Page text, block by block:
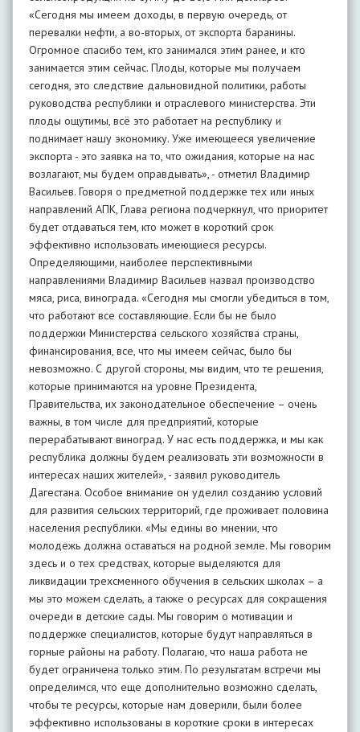
«Сегодня мы имеем доходы, в первую очередь, от
перевалки нефти, а во-вторых, от экспорта баранины.
Огромное спасибо тем, кто занимался этим ранее, и кто
занимается этим сейчас. Плоды, которые мы получаем
сегодня, это следствие дальновидной политики, работы
руководства республики и отраслевого министерства. Эти
плоды ощутимы, всё это работает на республику и
поднимает нашу экономику. Уже имеющееся увеличение
экспорта - это заявка на то, что ожидания, которые на нас
возлагают, мы будем оправдывать», - отметил Владимир
Васильев. Говоря о предметной поддержке тех или иных
направлений АПК, Глава региона подчеркнул, что приоритет
будет отдаваться тем, кто может в короткий срок
эффективно использовать имеющиеся ресурсы.
Определяющими, наиболее перспективными
направлениями Владимир Васильев назвал производство
мяса, риса, винограда. «Сегодня мы смогли убедиться в том,
что работают все составляющие. Если бы не было
поддержки Министерства сельского хозяйства страны,
финансирования, все, что мы имеем сейчас, было бы
невозможно. С другой стороны, мы видим, что те решения,
которые принимаются на уровне Президента,
Правительства, их законодательное обеспечение – очень
важны, в том числе для предприятий, которые
перерабатывают виноград. У нас есть поддержка, и мы как
республика должны будем реализовать эти возможности в
интересах наших жителей», - заявил руководитель
Дагестана. Особое внимание он уделил созданию условий
для развития сельских территорий, где проживает половина
населения республики. «Мы едины во мнении, что
молодежь должна оставаться на родной земле. Мы говорим
здесь и о тех средствах, которые выделяются для
ликвидации трехсменного обучения в сельских школах – а
мы это можем сделать, а также о ресурсах для сокращения
очереди в детские сады. Мы говорим о мотивации и
поддержке специалистов, которые будут направляться в
горные районы на работу. Полагаю, что наша работа не
будет ограничена только этим. По результатам встречи мы
определимся, что еще дополнительно возможно сделать,
чтобы те ресурсы, которые нам доверили, были более
эффективно использованы в короткие сроки в интересах